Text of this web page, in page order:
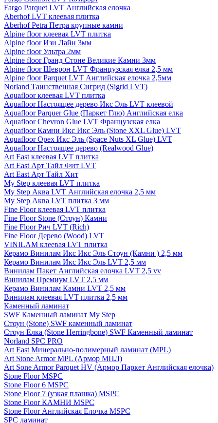
Fargo Parquet LVT Английская елочка
Aberhof LVT клеевая плитка
Aberhof Petra Петра крупные камни
Alpine floor клеевая LVT плитка
Alpine floor Изи Лайн 3мм
Alpine floor Ультра 2мм
Alpine floor Гранд Стоне Великие Камни 3мм
Alpine floor Шеврон LVT Французская елка 2,5 мм
Alpine floor Parquet LVT Английская елочка 2,5мм
Norland Таинственная Сигрид (Sigrid LVT)
Aquafloor клеевая LVT плитка
Aquafloor Настоящее дерево Икс Эль LVT клеевой
Aquafloor Parquer Glue (Паркет Глю) Английская елка
Aquafloor Chevron Glue LVT Французская елка
Aquafloor Камни Икс Икс Эль (Stone XXL Glue) LVT
Aquafloor Орех Икс Эль (Space Nuts XL Glue) LVT
Aquafloor Настоящее дерево (Realwood Glue)
Art East клеевая LVT плитка
Art East Арт Тайл Фит LVT
Art East Арт Тайл Хит
My Step клеевая LVT плитка
My Step Аква LVT Английская елочка 2,5 мм
My Step Аква LVT плитка 3 мм
Fine Floor клеевая LVT плитка
Fine Floor Stone (Стоун) Камни
Fine Floor Рич LVT (Rich)
Fine Floor Дерево (Wood) LVT
VINILAM клеевая LVT плитка
Керамо Винилам Икс Икс Эль Стоун (Камни ) 2,5 мм
Керамо Винилам Икс Икс Эль LVT 2,5 мм
Винилам Пакет Английская елочка LVT 2,5 vv
Винилам Премиум LVT 2,5 мм
Керамо Винилам Камни LVT 2,5 мм
Винилам клеевая LVT плитка 2,5 мм
Каменный ламинат
SWF Каменный ламинат My Step
Стоун (Stone) SWF каменный ламинат
Стоун Елка (Stone Herringbone) SWF Каменный ламинат
Norland SPC PRO
Art East Минерально-полимерный ламинат (MPL)
Art Stone Armor MPL (Армор МПЛ)
Art Sone Armor Parquet HV (Армор Паркет Английская елочка)
Stone Floor MSPC
Stone Floor 6 MSPC
Stone Floor 7 (узкая плашка) MSPC
Stone Floor КАМНИ MSPC
Stone Floor Английская Елочка MSPC
SPC ламинат